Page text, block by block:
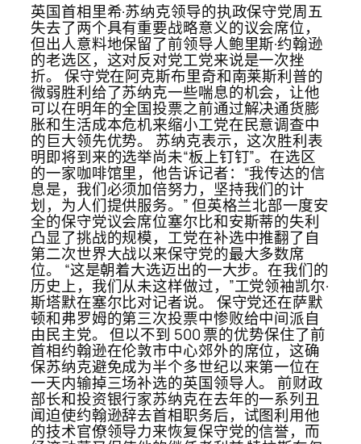
英国首相里希·苏纳克领导的执政保守党周五
失去了两个具有重要战略意义的议会席位，
但出人意料地保留了前领导人鲍里斯·约翰逊
的老选区，这对反对党工党来说是一次挫
折。 保守党在阿克斯布里奇和南莱斯利普的
微弱胜利给了苏纳克一些喘息的机会，让他
可以在明年的全国投票之前通过解决通货膨
胀和生活成本危机来缩小工党在民意调查中
的巨大领先优势。 苏纳克表示，这次胜利表
明即将到来的选举尚未“板上钉钉”。在选区
的一家咖啡馆里，他告诉记者：“我传达的信
息是，我们必须加倍努力，坚持我们的计
划，为人们提供服务。” 但英格兰北部一度安
全的保守党议会席位塞尔比和安斯蒂的失利
凸显了挑战的规模，工党在补选中推翻了自
第二次世界大战以来保守党的最大多数席
位。 “这是朝着大选迈出的一大步。在我们的
历史上，我们从未这样做过，”工党领袖凯尔·
斯塔默在塞尔比对记者说。 保守党还在萨默
顿和弗罗姆的第三次投票中惨败给中间派自
由民主党。 但以不到 500 票的优势保住了前
首相约翰逊在伦敦市中心郊外的席位，这确
保苏纳克避免成为半个多世纪以来第一位在
一天内输掉三场补选的英国领导人。 前财政
部长和投资银行家苏纳克在去年的一系列丑
闻迫使约翰逊辞去首相职务后，试图利用他
的技术官僚领导力来恢复保守党的信誉，而